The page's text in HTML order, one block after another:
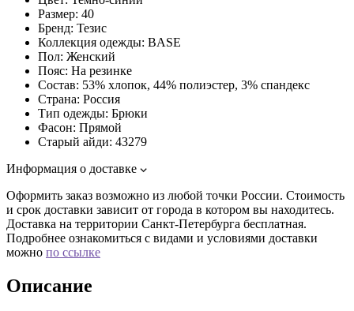
Размер: 40
Бренд: Тезис
Коллекция одежды: BASE
Пол: Женский
Пояс: На резинке
Состав: 53% хлопок, 44% полиэстер, 3% спандекс
Страна: Россия
Тип одежды: Брюки
Фасон: Прямой
Старый айди: 43279
Информация о доставке
Оформить заказ возможно из любой точки России. Стоимость
и срок доставки зависит от города в котором вы находитесь.
Доставка на территории Санкт-Петербурга бесплатная.
Подробнее ознакомиться с видами и условиями доставки
можно по ссылке
Описание